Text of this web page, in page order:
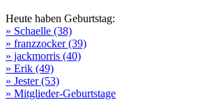
Heute haben Geburtstag:
» Schaelle (38)
» franzzocker (39)
» jackmorris (40)
» Erik (49)
» Jester (53)
» Mitglieder-Geburtstage